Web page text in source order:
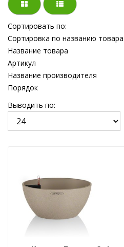
Сортировать по:
Сортировка по названию
Название товара
Артикул
Название производителя
Порядок
Выводить по: